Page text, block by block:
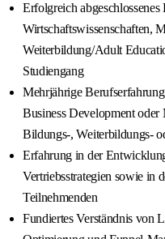
Erfolgreich
Wirtschaftswissenschaften,
Weiterbildung/Adult
Studiengang
Mehrjährige
Business Development
Bildungs-, Weiterbildungs-
Erfahrung in der
Vertriebsstrategien sowie in
Teilnehmenden
Fundiertes Verständnis von